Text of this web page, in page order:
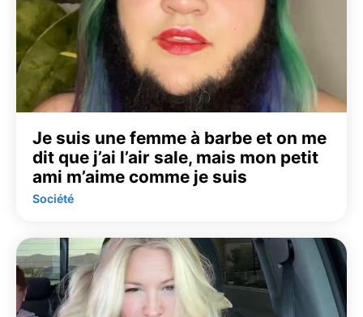
Je suis une femme à barbe et on me
dit que j’ai l’air sale, mais mon petit
ami m’aime comme je suis
Société